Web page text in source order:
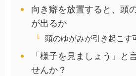
向き癖を放置すると、頭
が出るか
頭のゆがみが引き起こす
「様子を見ましょう」と
せんか？